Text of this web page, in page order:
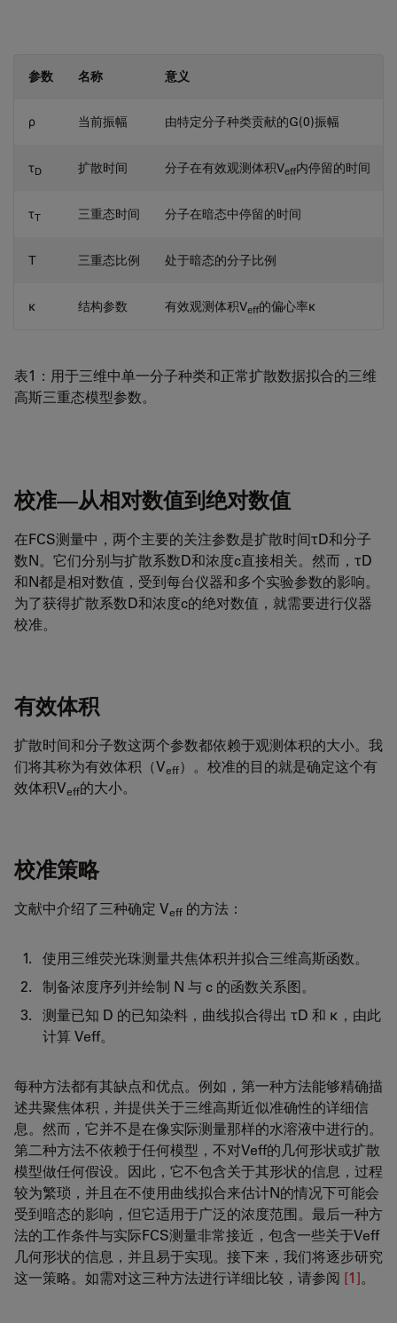
参数 名称 意义
ρ 当前振幅 由特定分子种类贡献的G(0)振幅
τD 扩散时间 分子在有效观测体积Veff内停留的时间
τT 三重态时间 分子在暗态中停留的时间
T 三重态比例 处于暗态的分子比例
κ 结构参数 有效观测体积Veff的偏心率κ
表1：用于三维中单一分子种类和正常扩散数据拟合的三维
高斯三重态模型参数。
校准—从相对数值到绝对数值
在FCS测量中，两个主要的关注参数是扩散时间τD和分子
数N。它们分别与扩散系数D和浓度c直接相关。然而，τD
和N都是相对数值，受到每台仪器和多个实验参数的影响。
为了获得扩散系数D和浓度c的绝对数值，就需要进行仪器
校准。
有效体积
扩散时间和分子数这两个参数都依赖于观测体积的大小。我
们将其称为有效体积（Veff）。校准的目的就是确定这个有
效体积Veff的大小。
校准策略
文献中介绍了三种确定 Veff 的方法：
使用三维荧光珠测量共焦体积并拟合三维高斯函数。
制备浓度序列并绘制 N 与 c 的函数关系图。
测量已知 D 的已知染料，曲线拟合得出 τD 和 κ，由此
计算 Veff。
每种方法都有其缺点和优点。例如，第一种方法能够精确描
述共聚焦体积，并提供关于三维高斯近似准确性的详细信
息。然而，它并不是在像实际测量那样的水溶液中进行的。
第二种方法不依赖于任何模型，不对Veff的几何形状或扩散
模型做任何假设。因此，它不包含关于其形状的信息，过程
较为繁琐，并且在不使用曲线拟合来估计N的情况下可能会
受到暗态的影响，但它适用于广泛的浓度范围。最后一种方
法的工作条件与实际FCS测量非常接近，包含一些关于Veff
几何形状的信息，并且易于实现。接下来，我们将逐步研究
这一策略。如需对这三种方法进行详细比较，请参阅 [1]。